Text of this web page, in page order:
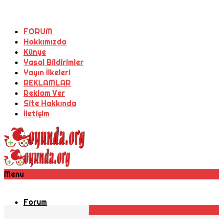
FORUM
Hakkımızda
Künye
Yasal Bildirimler
Yayın İlkeleri
REKLAMLAR
Reklam Ver
Site Hakkında
İletişim
Menu
Forum